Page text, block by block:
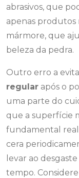
abrasivos, que
apenas produtos
mármore, que
beleza da pedra.
Outro erro a
regular após o
uma parte do
que a superfície
fundamental
cera
levar ao
tempo.